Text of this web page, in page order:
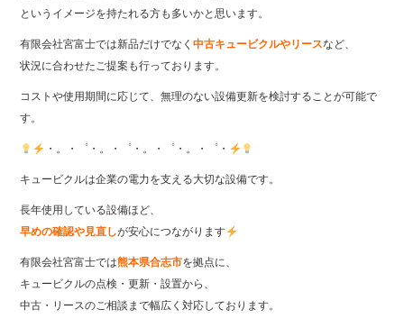
というイメージを持たれる方も多いかと思います。
有限会社宮富士では新品だけでなく中古キュービクルやリースなど、
状況に合わせたご提案も行っております。
コストや使用期間に応じて、無理のない設備更新を検討することが可能で
す。
・。・゜・。・゜・。・゜・。・゜・
キュービクルは企業の電力を支える大切な設備です。
長年使用している設備ほど、
早めの確認や見直しが安心につながります
有限会社宮富士では熊本県合志市を拠点に、
キュービクルの点検・更新・設置から、
中古・リースのご相談まで幅広く対応しております。